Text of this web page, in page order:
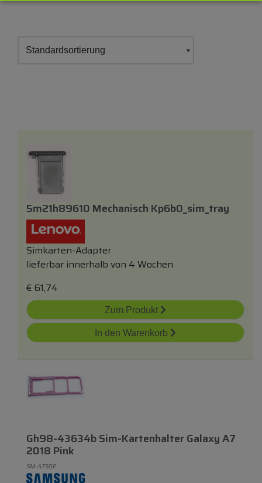
5m21h89610 Mechanisch Kp6b0_sim_tray
Simkarten-Adapter
lieferbar innerhalb von 4 Wochen
€ 61,74
Zum Produkt
In den Warenkorb
Gh98-43634b Sim-Kartenhalter Galaxy A7
2018 Pink
SM-A750F